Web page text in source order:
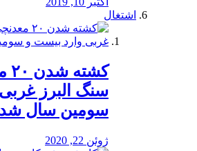
اشتغال
سنگ البرز
سومین سال شد
ژوئن 22, 2020